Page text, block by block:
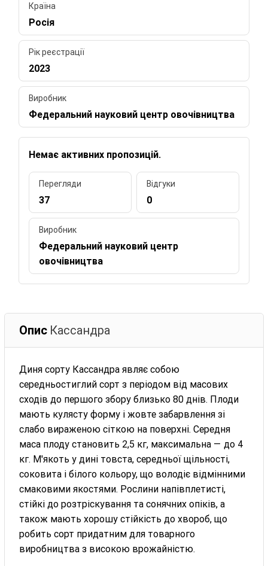
Країна
Росія
Рік реєстрації
2023
Виробник
Федеральний науковий центр овочівництва
Немає активних пропозицій.
Перегляди
37
Відгуки
0
Виробник
Федеральний науковий центр
овочівництва
Опис Кассандра
Диня сорту Кассандра являє собою
середньостиглий сорт з періодом від масових
сходів до першого збору близько 80 днів. Плоди
мають кулясту форму і жовте забарвлення зі
слабо вираженою сіткою на поверхні. Середня
маса плоду становить 2,5 кг, максимальна — до 4
кг. М'якоть у дині товста, середньої щільності,
соковита і білого кольору, що володіє відмінними
смаковими якостями. Рослини напівплетисті,
стійкі до розтріскування та сонячних опіків, а
також мають хорошу стійкість до хвороб, що
робить сорт придатним для товарного
виробництва з високою врожайністю.